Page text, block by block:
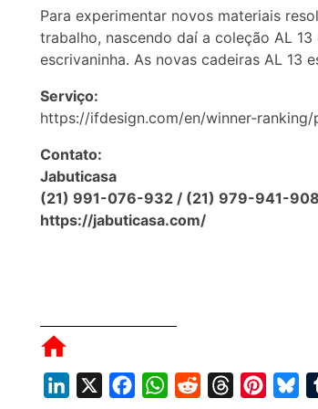
Para experimentar novos materiais
trabalho, nascendo daí a coleção AL
escrivaninha. As novas cadeiras AL 13
Serviço:
https://ifdesign.com/en/winner-
Contato:
Jabuticasa
(21) 991-076-932 / (21) 979-941-908
https://jabuticasa.com/
W